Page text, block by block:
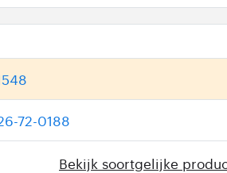
72-0188
Bekijk soortgelijke